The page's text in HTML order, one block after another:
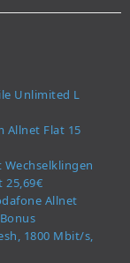
Unlimited L
Allnet Flat 15
Wechselklingen
25,69€
Allnet
1800 Mbit/s,